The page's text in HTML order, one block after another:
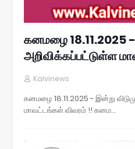
கனமழை 18.11.2025 -
அறிவிக்கப்பட்டுள்ள
Kalvinews
கனமழை 18.11.2025 - இன்று
மாவட்டங்கள் விவரம் !! கனம…